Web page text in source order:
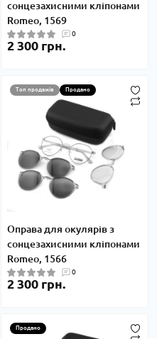
сонцезахисними кліпонами
Romeo, 1569
0
2 300 грн.
Топ продажів Продано
Оправа для окулярів з
сонцезахисними кліпонами
Romeo, 1566
0
2 300 грн.
Продано